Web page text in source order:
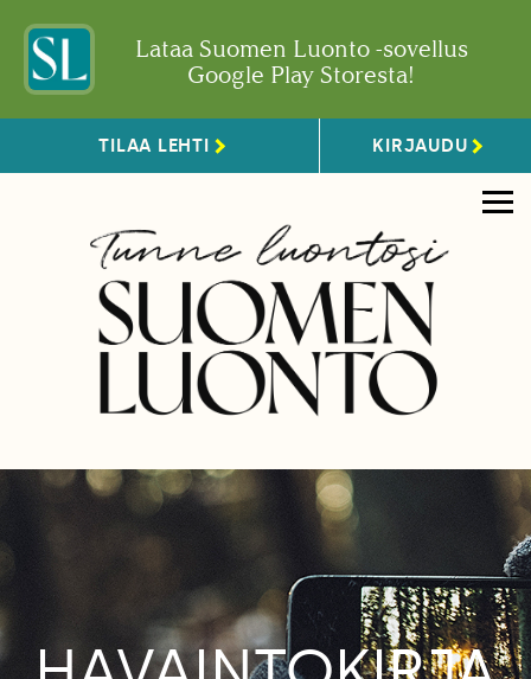
Lataa Suomen Luonto -sovellus
Google Play Storesta!
TILAA LEHTI KIRJAUDU